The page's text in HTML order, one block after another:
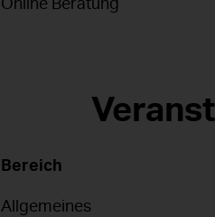
Bereich
Allgemeines